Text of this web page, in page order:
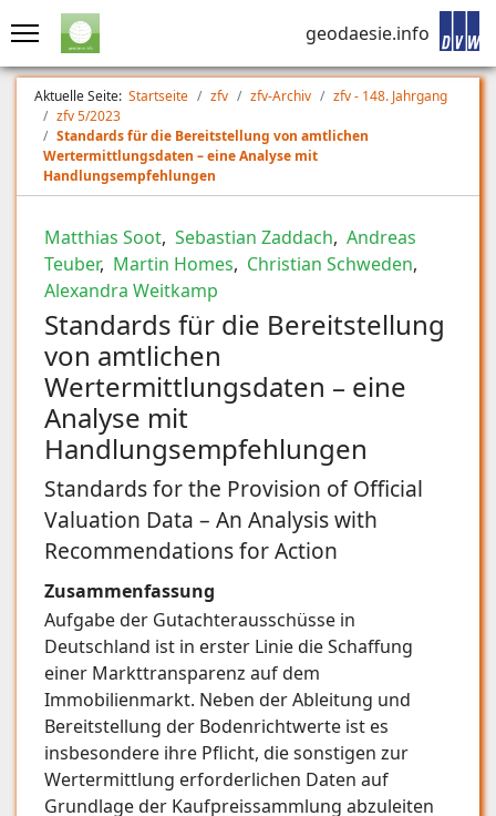
geodaesie.info
Aktuelle Seite: Startseite zfv zfv-Archiv
zfv - 148. Jahrgang
zfv 5/2023
Standards für die Bereitstellung von amtlichen
Wertermittlungsdaten – eine Analyse mit
Handlungsempfehlungen
Matthias Soot, Sebastian Zaddach, Andreas
Teuber, Martin Homes, Christian Schweden,
Alexandra Weitkamp
Standards für die Bereitstellung
von amtlichen
Wertermittlungsdaten – eine
Analyse mit
Handlungsempfehlungen
Standards for the Provision of Official
Valuation Data – An Analysis with
Recommendations for Action
Zusammenfassung
Aufgabe der Gutachterausschüsse in
Deutschland ist in erster Linie die Schaffung
einer Markttransparenz auf dem
Immobilienmarkt. Neben der Ableitung und
Bereitstellung der Bodenrichtwerte ist es
insbesondere ihre Pflicht, die sonstigen zur
Wertermittlung erforderlichen Daten auf
Grundlage der Kaufpreissammlung abzuleiten